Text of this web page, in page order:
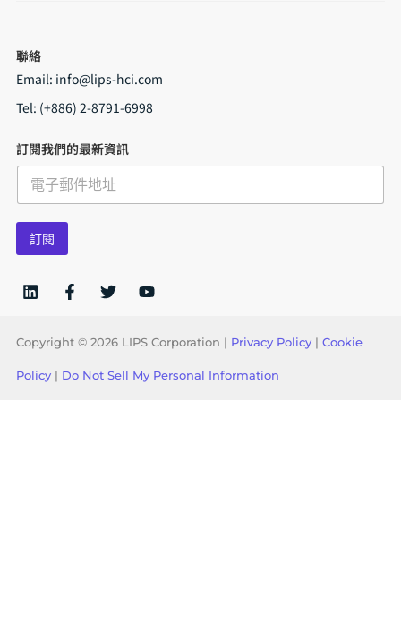
聯絡
Email: info@lips-hci.com
Tel: (+886) 2-8791-6998
訂閱我們的最新資訊
E
a
i
*
訂閱
Copyright © 2026 LIPS Corporation | Privacy Policy| Cookie
Policy| Do Not Sell My Personal Information